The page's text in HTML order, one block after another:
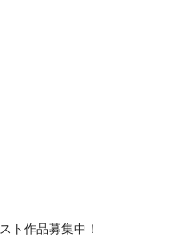
ト作品募集中！